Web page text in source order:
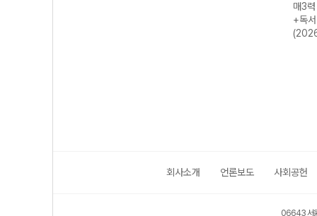
매3
+독
회사소개 언론보도 사회공헌
06643 서